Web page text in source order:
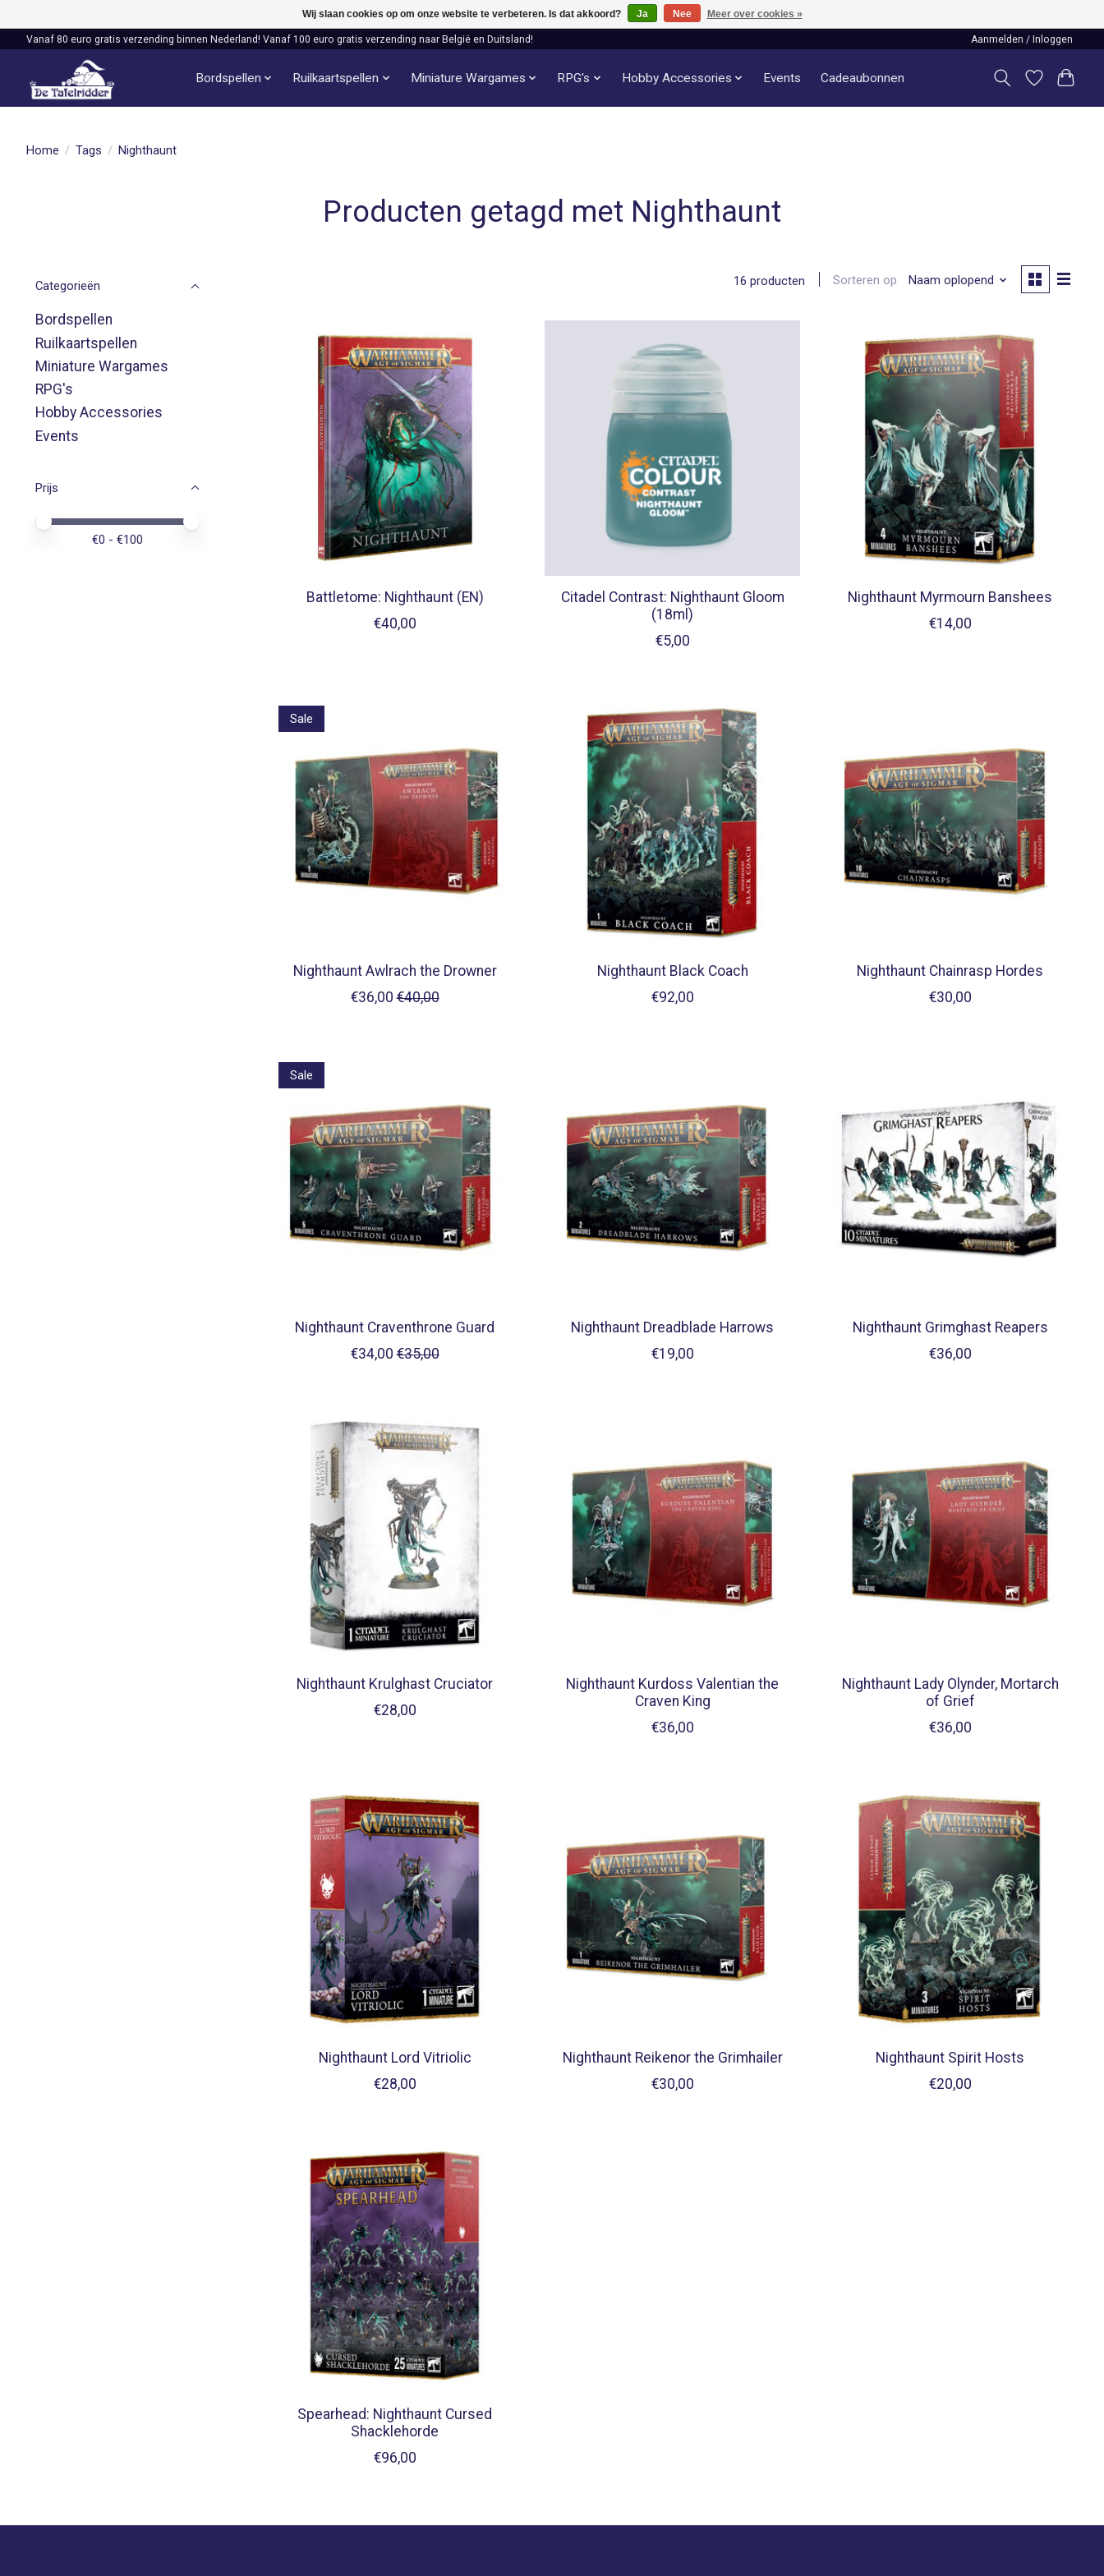
Vanaf 80 euro gratis verzending binnen Nederland! Vanaf 100 euro gratis verzending naar België en Duitsland! Aanmelden / Inloggen
Bordspellen Ruilkaartspellen Miniature Wargames RPG's Hobby Accessories Events Cadeaubonnen
Home / Tags / Nighthaunt
Producten getagd met Nighthaunt
Categorieën
Bordspellen
Ruilkaartspellen
Miniature Wargames
RPG's
Hobby Accessories
Events
Prijs
Minimale prijswaarde
Price maximum value
€0 - €100
16 producten Sorteren op Naam oplopend
Battletome: Nighthaunt (EN)
€40,00
Citadel Contrast: Nighthaunt Gloom
(18ml)
€5,00
Nighthaunt Myrmourn Banshees
€14,00
Sale
Nighthaunt Awlrach the Drowner
€36,00 €40,00
Nighthaunt Black Coach
€92,00
Nighthaunt Chainrasp Hordes
€30,00
Sale
Nighthaunt Craventhrone Guard
€34,00 €35,00
Nighthaunt Dreadblade Harrows
€19,00
Nighthaunt Grimghast Reapers
€36,00
Nighthaunt Krulghast Cruciator
€28,00
Nighthaunt Kurdoss Valentian the
Craven King
€36,00
Nighthaunt Lady Olynder, Mortarch
of Grief
€36,00
Nighthaunt Lord Vitriolic
€28,00
Nighthaunt Reikenor the Grimhailer
€30,00
Nighthaunt Spirit Hosts
€20,00
Spearhead: Nighthaunt Cursed
Shacklehorde
€96,00
Wij slaan cookies op om onze website te verbeteren. Is dat akkoord? Ja Nee Meer over cookies »